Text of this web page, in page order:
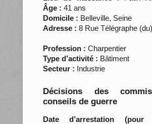
Âge : 41 ans
Domicile : Belleville, Seine
Adresse : 8 Rue Télégraphe (du)
Profession : Charpentier
Type d’activité : Bâtiment
Secteur : Industrie
Décisions des
conseils de guerre
Date d’arrestation